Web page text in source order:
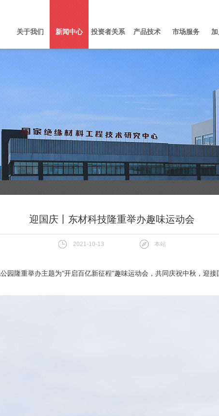
关于我们 新闻中心 投资者关系 产品技术 市场服务
迎国庆丨东材科技隆重举办趣味运动会
2021-10-13 本站
重举办主题为“开启百亿新征程”趣味运动会，共同庆祝中秋，迎接